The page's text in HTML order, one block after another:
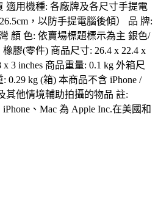
適用機種: 各廠牌及各尺寸手提電
，以防手提電腦後傾） 品 牌:
顏 色: 依賣場標題標示為主 銀色/
膠(零件) 商品尺寸: 26.4 x 22.4 x
3 inches 商品重量: 0.1 kg 外箱尺
0.29 kg (箱) 本商品不含 iPhone /
其他情境輔助拍攝的物品 註:
、Mac 為 Apple Inc.在美國和